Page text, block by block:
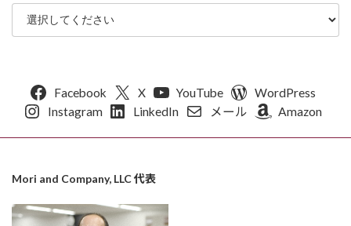
Facebook X YouTube
WordPress
Instagram
LinkedIn メール Amazon
Mori and Company, LLC 代表